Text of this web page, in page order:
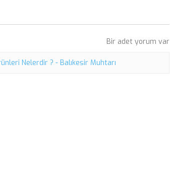
Bir adet yorum var
Nelerdir ? - Balıkesir Muhtarı